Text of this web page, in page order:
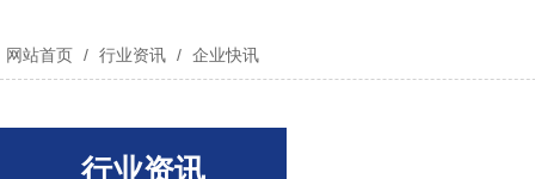
网站首页 / 行业资讯 / 企业快讯
行业资讯